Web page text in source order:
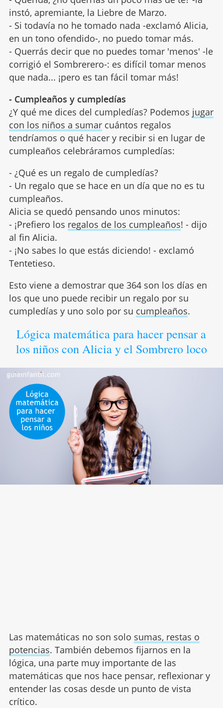
instó, apremiante, la Liebre de Marzo.
- Si todavía no he tomado nada -exclamó Alicia,
en un tono ofendido-, no puedo tomar más.
- Querrás decir que no puedes tomar 'menos' -le
corrigió el Sombrerero-: es difícil tomar menos
que nada... ¡pero es tan fácil tomar más!
- Cumpleaños y cumpledías
¿Y qué me dices del cumpledías? Podemos jugar
con los niños a sumarcuántos regalos
tendríamos o qué hacer y recibir si en lugar de
cumpleaños celebráramos cumpledías:
- ¿Qué es un regalo de cumpledías?
- Un regalo que se hace en un día que no es tu
cumpleaños.
Alicia se quedó pensando unos minutos:
- ¡Prefiero los regalos de los cumpleaños! - dijo
al fin Alicia.
- ¡No sabes lo que estás diciendo! - exclamó
Tentetieso.
Esto viene a demostrar que 364 son los días en
los que uno puede recibir un regalo por su
cumpledías y uno solo por su cumpleaños.
Lógica matemática para hacer pensar a
los niños con Alicia y el Sombrero loco
Las matemáticas no son solo sumas, restas o
potencias. También debemos fijarnos en la
lógica, una parte muy importante de las
matemáticas que nos hace pensar, reflexionar y
entender las cosas desde un punto de vista
crítico.